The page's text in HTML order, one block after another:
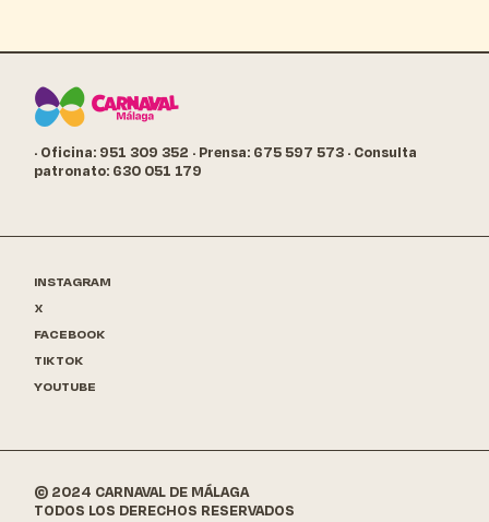
· Oficina: 951 309 352 · Prensa: 675 597 573 · Consulta
patronato: 630 051 179
INSTAGRAM
X
FACEBOOK
TIKTOK
YOUTUBE
© 2024 CARNAVAL DE MÁLAGA
TODOS LOS DERECHOS RESERVADOS